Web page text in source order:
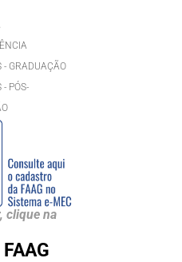
- GRADUAÇÃO
PÓS-
O
clique na